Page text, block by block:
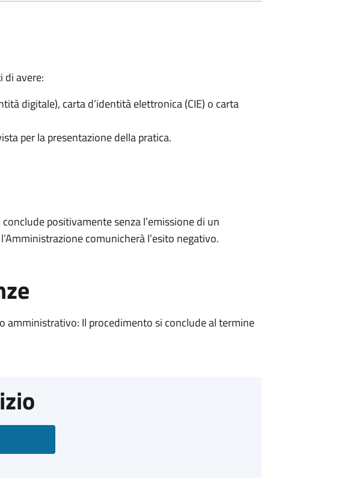
di avere:
digitale), carta d’identità elettronica (CIE) o carta
per la presentazione della pratica.
positivamente senza l’emissione di un
comunicherà l’esito negativo.
amministrativo: Il procedimento si conclude al termine